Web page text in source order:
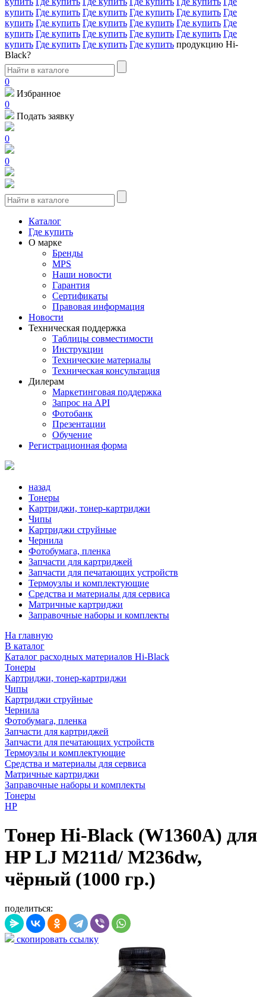
купить Где купить Где купить Где купить Где купить Где
купить Где купить Где купить Где купить Где купить Где
купить Где купить Где купить Где купить Где купить Где
купить Где купить Где купить Где купить продукцию Hi-
Black?
0
Избранное
0
Подать заявку
0
0
Каталог
Где купить
О марке
Бренды
MPS
Наши новости
Гарантия
Сертификаты
Правовая информация
Новости
Техническая поддержка
Таблицы совместимости
Инструкции
Технические материалы
Техническая консультация
Дилерам
Маркетинговая поддержка
Запрос на API
Фотобанк
Презентации
Обучение
Регистрационная форма
назад
Тонеры
Картриджи, тонер-картриджи
Чипы
Картриджи струйные
Чернила
Фотобумага, пленка
Запчасти для картриджей
Запчасти для печатающих устройств
Термоузлы и комплектующие
Средства и материалы для сервиса
Матричные картриджи
Заправочные наборы и комплекты
На главную
В каталог
Каталог расходных материалов Hi-Black
Тонеры
Картриджи, тонер-картриджи
Чипы
Картриджи струйные
Чернила
Фотобумага, пленка
Запчасти для картриджей
Запчасти для печатающих устройств
Термоузлы и комплектующие
Средства и материалы для сервиса
Матричные картриджи
Заправочные наборы и комплекты
Тонеры
HP
Тонер Hi-Black (W1360A) для
HP LJ M211d/ M236dw,
чёрный (1000 гр.)
поделиться:
скопировать ссылку